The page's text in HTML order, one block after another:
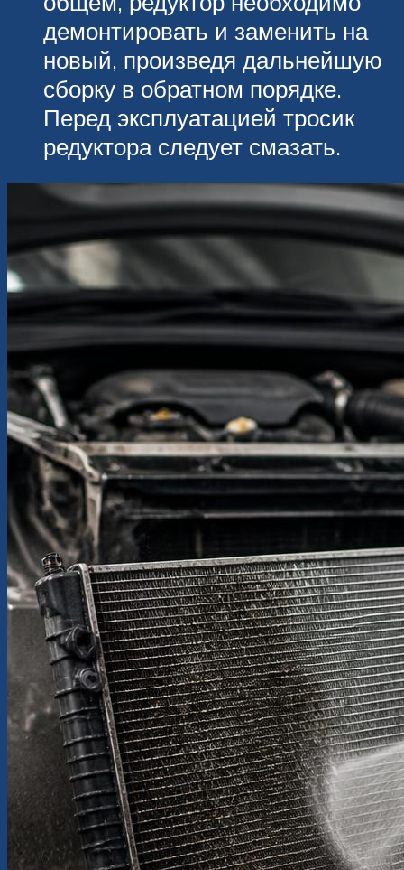
демонтировать и заменить на
новый, произведя дальнейшую
сборку в обратном порядке.
Перед эксплуатацией тросик
редуктора следует смазать.